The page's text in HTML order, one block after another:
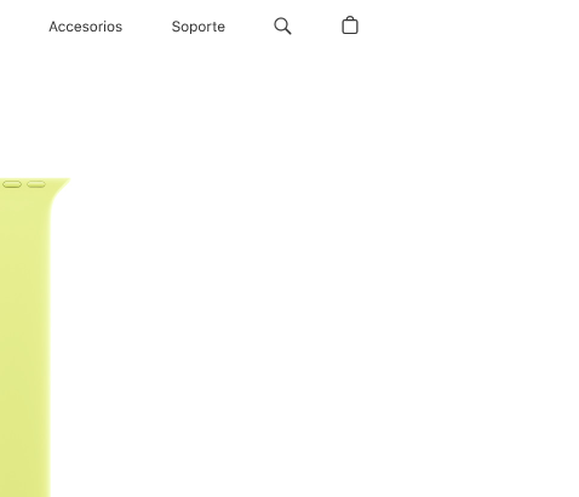
Accesorios Soporte